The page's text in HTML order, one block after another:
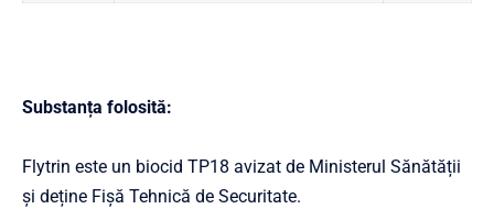
Substanța folosită:
Flytrin este un biocid TP18 avizat de Ministerul Sănătății
și deține Fișă Tehnică de Securitate.